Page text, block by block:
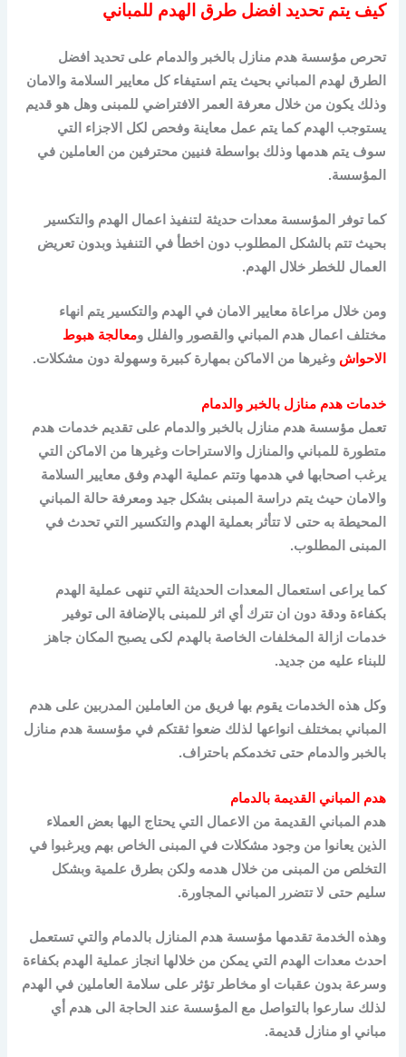
كيف يتم تحديد افضل طرق الهدم للمباني
تحرص مؤسسة هدم منازل بالخبر والدمام على تحديد افضل
الطرق لهدم المباني بحيث يتم استيفاء كل معايير السلامة والامان
وذلك يكون من خلال معرفة العمر الافتراضي للمبنى وهل هو قديم
يستوجب الهدم كما يتم عمل معاينة وفحص لكل الاجزاء التي
سوف يتم هدمها وذلك بواسطة فنيين محترفين من العاملين في
المؤسسة.
كما توفر المؤسسة معدات حديثة لتنفيذ اعمال الهدم والتكسير
بحيث تتم بالشكل المطلوب دون اخطأ في التنفيذ وبدون تعريض
العمال للخطر خلال الهدم.
ومن خلال مراعاة معايير الامان في الهدم والتكسير يتم انهاء
مختلف اعمال هدم المباني والقصور والفلل ومعالجة هبوط
الاحواش وغيرها من الاماكن بمهارة كبيرة وسهولة دون مشكلات.
خدمات هدم منازل بالخبر والدمام
تعمل مؤسسة هدم منازل بالخبر والدمام على تقديم خدمات هدم
متطورة للمباني والمنازل والاستراحات وغيرها من الاماكن التي
يرغب اصحابها في هدمها وتتم عملية الهدم وفق معايير السلامة
والامان حيث يتم دراسة المبنى بشكل جيد ومعرفة حالة المباني
المحيطة به حتى لا تتأثر بعملية الهدم والتكسير التي تحدث في
المبنى المطلوب.
كما يراعى استعمال المعدات الحديثة التي تنهى عملية الهدم
بكفاءة ودقة دون ان تترك أي اثر للمبنى بالإضافة الى توفير
خدمات ازالة المخلفات الخاصة بالهدم لكى يصبح المكان جاهز
للبناء عليه من جديد.
وكل هذه الخدمات يقوم بها فريق من العاملين المدربين على هدم
المباني بمختلف انواعها لذلك ضعوا ثقتكم في مؤسسة هدم منازل
بالخبر والدمام حتى تخدمكم باحتراف.
هدم المباني القديمة بالدمام
هدم المباني القديمة من الاعمال التي يحتاج اليها بعض العملاء
الذين يعانوا من وجود مشكلات في المبنى الخاص بهم ويرغبوا في
التخلص من المبنى من خلال هدمه ولكن بطرق علمية وبشكل
سليم حتى لا تتضرر المباني المجاورة.
وهذه الخدمة تقدمها مؤسسة هدم المنازل بالدمام والتي تستعمل
احدث معدات الهدم التي يمكن من خلالها انجاز عملية الهدم بكفاءة
وسرعة بدون عقبات او مخاطر تؤثر على سلامة العاملين في الهدم
لذلك سارعوا بالتواصل مع المؤسسة عند الحاجة الى هدم أي
مباني او منازل قديمة.